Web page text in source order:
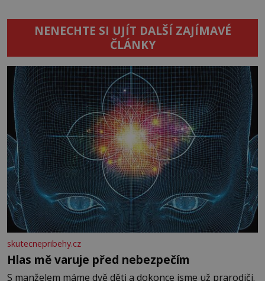
NENECHTE SI UJÍT DALŠÍ ZAJÍMAVÉ
ČLÁNKY
skutecnepribehy.cz
Hlas mě varuje před nebezpečím
S manželem máme dvě děti a dokonce jsme už prarodiči.